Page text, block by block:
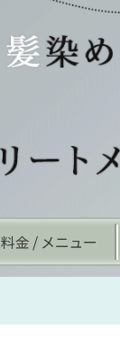
料金 / メニュー